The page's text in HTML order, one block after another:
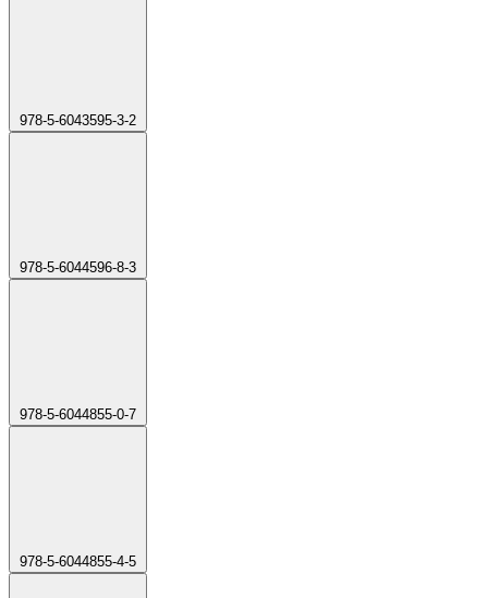
978-5-6043595-3-2
978-5-6044596-8-3
978-5-6044855-0-7
978-5-6044855-4-5